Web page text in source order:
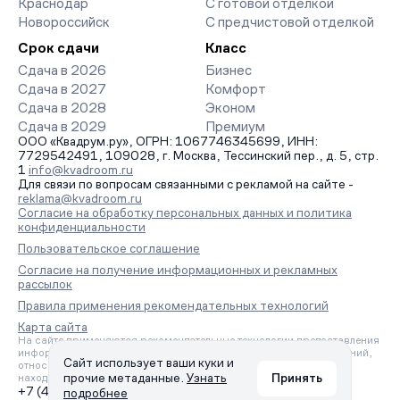
Краснодар
Новороссийск
С готовой отделкой
С предчистовой отделкой
Срок сдачи
Сдача в 2026
Сдача в 2027
Сдача в 2028
Сдача в 2029
Класс
Бизнес
Комфорт
Эконом
Премиум
ООО «Квадрум.ру», ОГРН: 1067746345699, ИНН:
7729542491, 109028, г. Москва, Тессинский пер., д. 5, стр.
1 info@kvadroom.ru
Для связи по вопросам связанными с рекламой на сайте -
reklama@kvadroom.ru
Согласие на обработку персональных данных и политика
конфиденциальности
Пользовательское соглашение
Согласие на получение информационных и рекламных
рассылок
Правила применения рекомендательных технологий
Карта сайта
На сайте применяются рекомендательные технологии предоставления
информации на основе сбора, систематизации и анализа сведений,
относящихся к предпочтениям пользователей сети «Интернет»,
находящихся на территории Российской Федерации.
+7 (495) 157-88-80
Сайт использует ваши куки и
прочие метаданные. Узнать
подробнее
Принять